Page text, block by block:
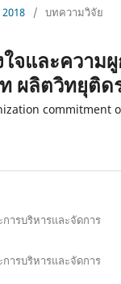
/ บทความวิจัย
จและควา
ผลิตวิทยุติด
commitment
ารบริหารและจัดการ
ารบริหารและจัดการ